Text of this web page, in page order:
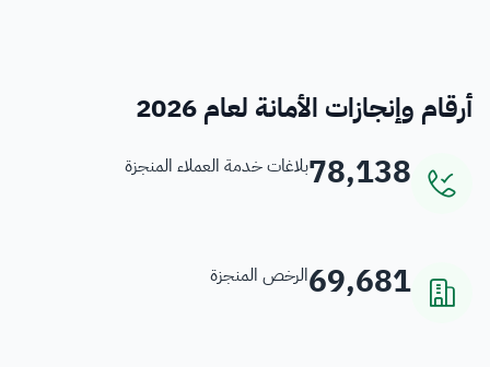
أرقام وإنجازات الأمانة لعام 2026
78,138بلاغات خدمة العملاء المنجزة
69,681الرخص المنجزة